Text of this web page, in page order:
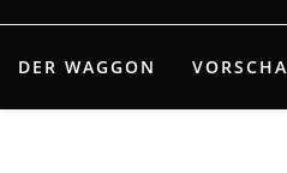
springen
DER WAGGON